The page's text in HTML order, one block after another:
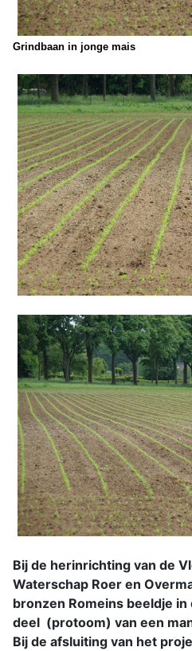
Grindbaan in jonge mais
Bij de herinrichting van de
Waterschap Roer en
bronzen Romeins beeldje
deel (protoom) van een
Bij de afsluiting van het